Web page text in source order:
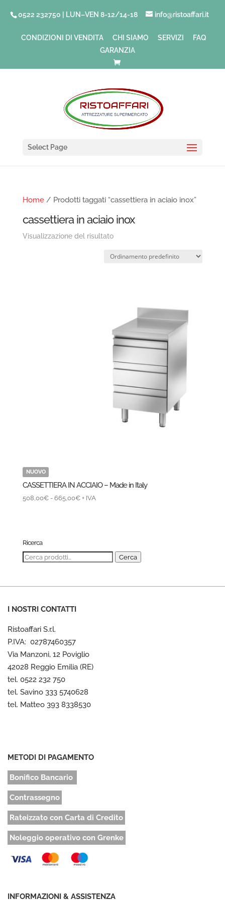
0522 232750 | LUN–VEN 8-12/14-18 info@ristoaffari.it
CONDIZIONI DI VENDITA CHI SIAMO SERVIZI
FAQ
GARANZIA
Select Page
Home/ Prodotti taggati “cassettiera in aciaio inox”
cassettiera in aciaio inox
Visualizzazione del risultato
NUOVO
CASSETTIERA IN ACCIAIO – Made in Italy
508,00€ - 665,00€Fascia
a
665,00€
+ IVA
Ricerca
Cerca: Cerca
I NOSTRI CONTATTI
Ristoaffari S.r.l.
P.IVA: 02787460357
Via Manzoni, 12 Poviglio
42028 Reggio Emilia (RE)
tel. 0522 232 750
tel. Savino 333 5740628
tel. Matteo 393 8338530
METODI DI PAGAMENTO
Bonifico Bancario
Contrassegno
Rateizzato con Carta di Credito
Noleggio operativo con Grenke
INFORMAZIONI & ASSISTENZA